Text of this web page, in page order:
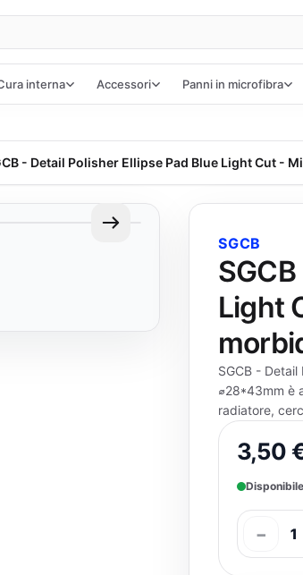
interna Accessori Panni in microfibra
- Detail Polisher Ellipse Pad Blue Light Cut -
SGCB
Light
SGCB -
⌀28*43mm è
radiatore,
3,50
Disponibile
− 1